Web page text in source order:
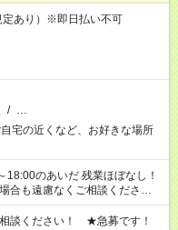
あり）※即日払い不可
/ …
宅の近くなど、お好きな場所
のあいだ 残業ほぼなし！
も遠慮なくご相談ください。
の他、 ＊週4日・
＊午前だけ・午後だけ ＊平日
談ください！ ★急募です！